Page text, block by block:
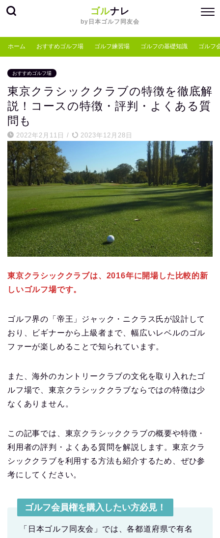
ゴルナレ
by日本ゴルフ同友会
ホーム おすすめゴルフ場 ゴルフ練習場 ゴルフの基礎知識 ゴルフ
おすすめゴルフ場
東京クラシッククラブの特徴を徹底解
説！コースの特徴・評判・よくある質
問も
2022年2月11日 / 2023年12月28日
東京クラシッククラブは、2016年に開場した比較的新
しいゴルフ場です。
ゴルフ界の「帝王」ジャック・ニクラス氏が設計して
おり、ビギナーから上級者まで、幅広いレベルのゴル
ファーが楽しめることで知られています。
また、海外のカントリークラブの文化を取り入れたゴ
ルフ場で、東京クラシッククラブならではの特徴は少
なくありません。
この記事では、東京クラシッククラブの概要や特徴・
利用者の評判・よくある質問を解説します。東京クラ
シッククラブを利用する方法も紹介するため、ぜひ参
考にしてください。
ゴルフ会員権を購入したい方必見！
「日本ゴルフ同友会」では、各都道府県で有名